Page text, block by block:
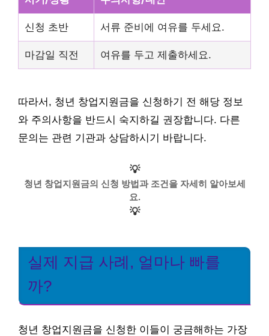
신청 초반 서류 준비에 여유를 두세요.
마감일 직전 여유를 두고 제출하세요.
따라서, 청년 창업지원금을 신청하기 전 해당 정보
와 주의사항을 반드시 숙지하길 권장합니다. 다른
문의는 관련 기관과 상담하시기 바랍니다.
💡
청년 창업지원금의 신청 방법과 조건을 자세히 알아보세
요.
💡
실제 지급 사례, 얼마나 빠를
까?
청년 창업지원금을 신청한 이들이 궁금해하는 가장